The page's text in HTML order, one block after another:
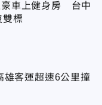
豪車上健身房 台中
雙標
雄客運超速6公里撞